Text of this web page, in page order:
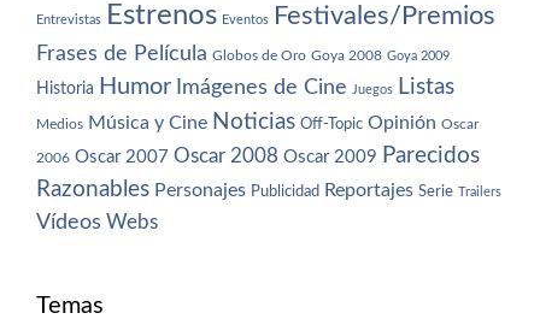
Entrevistas Estrenos Eventos Festivales/Premios
Frases de Película Globos de Oro Goya 2008 Goya 2009
Historia Humor Imágenes de Cine Juegos Listas
Medios Música y Cine Noticias Off-Topic Opinión Oscar
2006 Oscar 2007 Oscar 2008 Oscar 2009 Parecidos
Razonables Personajes Publicidad Reportajes Serie Trailers
Vídeos Webs
Temas